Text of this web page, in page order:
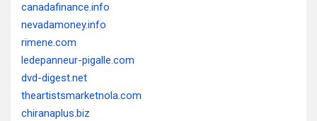
canadafinance.info
nevadamoney.info
rimene.com
ledepanneur-pigalle.com
dvd-digest.net
theartistsmarketnola.com
chiranaplus.biz